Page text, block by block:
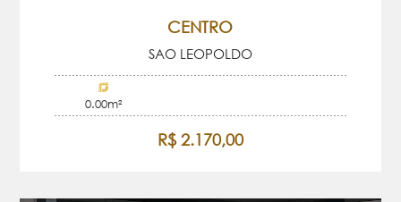
CENTRO
SAO LEOPOLDO
0.00m²
R$ 2.170,00